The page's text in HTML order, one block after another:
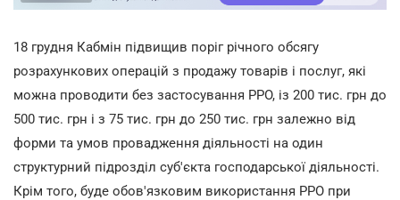
18 грудня Кабмін підвищив поріг річного обсягу
розрахункових операцій з продажу товарів і послуг, які
можна проводити без застосування РРО, із 200 тис. грн до
500 тис. грн і з 75 тис. грн до 250 тис. грн залежно від
форми та умов провадження діяльності на один
структурний підрозділ суб'єкта господарської діяльності.
Крім того, буде обов'язковим використання РРО при